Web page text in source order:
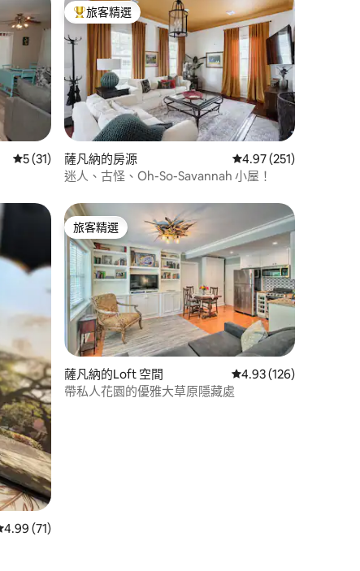
）從 31 則評價中獲得 5 的平均評分（滿分 5 分）
5 (31)
旅客精選榜首
旅客精選
薩凡納的房源 從 251 則評價中獲得
4.97 (251)
迷人、古怪、Oh-So-Savannah 小屋！
）71 則評價中獲得 4.99 的平均評分（滿分 5 分）
4.99 (71)
旅客精選
旅客精選
薩凡納的Loft 空間 從 126 則評價中獲得
4.93 (126)
帶私人花園的優雅大草原隱藏處